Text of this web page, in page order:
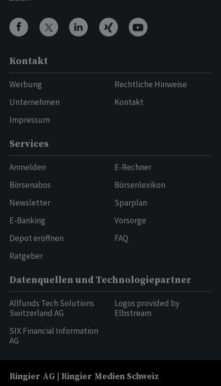
Kontakt
Werbung
Unternehmen
Impressum
Rechtliche Hinweise
Kontakt
Services
Anmelden
Börsenabos
Newsletter
E-Banking
Depot eröffnen
Ratgeber
E-Rechner
Börsenlexikon
Sparplan
Vorsorge
FAQ
Datenquellen und Technologiepartner
Allfunds Tech Solutions
Switzerland AG
SIX Financial Information
AG
Logos provided by
Elbstream
Ringier AG | Ringier Medien Schweiz